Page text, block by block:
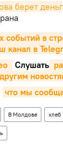
берет
событий в
канал в
Cлушать
другим
что мы
В Молдове хлеб